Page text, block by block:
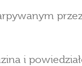
i